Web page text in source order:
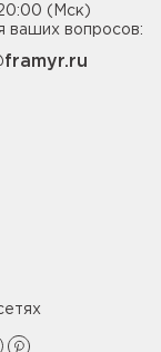
(Мск)
ваших вопросов: